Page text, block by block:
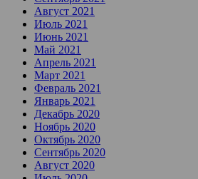
Август 2021
Июль 2021
Июнь 2021
Май 2021
Апрель 2021
Март 2021
Февраль 2021
Январь 2021
Декабрь 2020
Ноябрь 2020
Октябрь 2020
Сентябрь 2020
Август 2020